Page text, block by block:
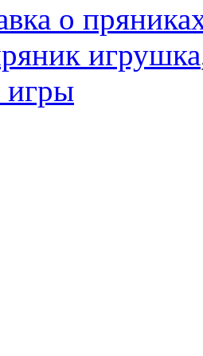
о
игрушка
игры